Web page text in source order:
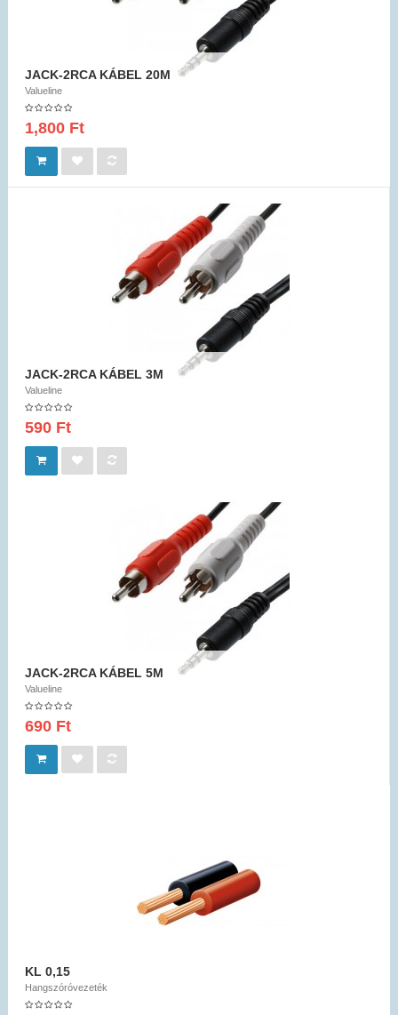
JACK-2RCA KÁBEL 20M
Valueline
1,800 Ft
JACK-2RCA KÁBEL 3M
Valueline
590 Ft
JACK-2RCA KÁBEL 5M
Valueline
690 Ft
KL 0,15
Hangszóróvezeték